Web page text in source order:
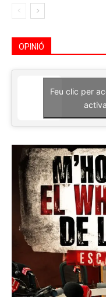
OPINIÓ
Feu clic per